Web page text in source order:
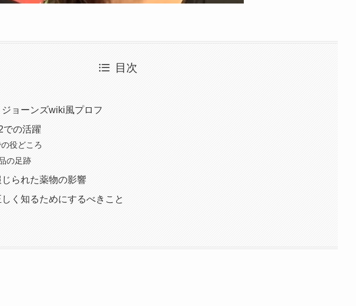
目次
ョーンズwiki風プロフ
での活躍
の役どころ
の足跡
られた薬物の影響
く知るためにするべきこと